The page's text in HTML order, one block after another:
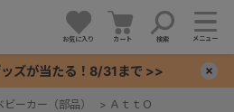
お気に入り カート 検索 メニュー
ズが当たる！8/31まで >>
ビーカー（部品） > ＡｔｔＯ